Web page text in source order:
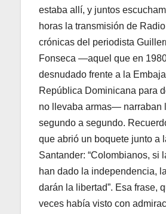
estaba allí, y juntos
horas la transmisión de
crónicas del periodista
Fonseca —aquel que en
desnudado frente a la
República Dominicana para
no llevaba armas— narraban
segundo a segundo.
que abrió un boquete junto a
Santander: “Colombianos, si
han dado la independencia,
darán la libertad”. Esa frase,
veces había visto con